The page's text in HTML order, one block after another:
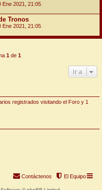
Ene 2021, 21:05
Tronos
Ene 2021, 21:05
1de 1
Ir a
registrados visitando el Foro y 1
El Equipo
Contáctenos